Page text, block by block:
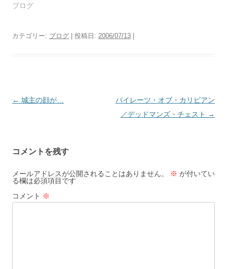
ブログ
カテゴリー: ブログ | 投稿日: 2006/07/13
投
ゲ
ー
シ
ョ
← 城主の顔が…
パイレーツ・オブ・カリビアン
／デッドマンズ・チェスト →
コメントを残す
メールアドレスが公開されることはありません。 ※ が付いてい
る欄は必須項目です
コメント ※